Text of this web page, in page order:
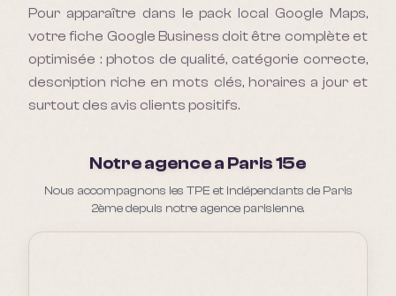
Pour apparaître dans le pack local Google Maps,
votre fiche Google Business doit être complète et
optimisée : photos de qualité, catégorie correcte,
description riche en mots clés, horaires a jour et
surtout des avis clients positifs.
Notre agence a Paris 15e
Nous accompagnons les TPE et indépendants de Paris
2ème depuis notre agence parisienne.